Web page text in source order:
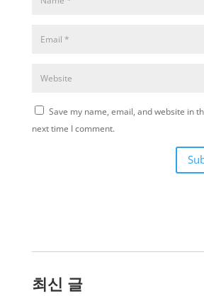
Save my name, email, and website in
next time I comment.
최신 글